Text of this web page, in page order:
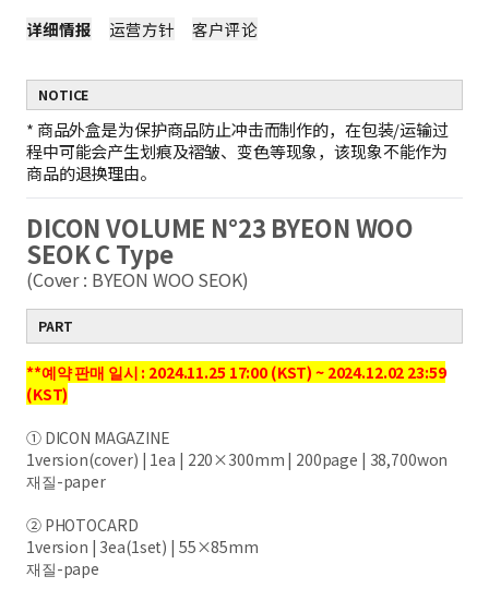
详细情报 运营方针 客户评论
NOTICE
* 商品外盒是为保护商品防止冲击而制作的，在包装/运输过
程中可能会产生划痕及褶皱、变色等现象，该现象不能作为
商品的退换理由。
DICON VOLUME N°23 BYEON WOO
SEOK C Type
(Cover : BYEON WOO SEOK)
PART
**예약 판매 일시 : 2024.11.25 17:00 (KST) ~ 2024.12.02 23:59
(KST)
① DICON MAGAZINE
1version(cover) | 1ea | 220×300mm | 200page | 38,700won
재질-paper
② PHOTOCARD
1version | 3ea(1set) | 55×85mm
재질-pape